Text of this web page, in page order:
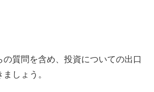
の質問を含め、投資についての出口
しょう。